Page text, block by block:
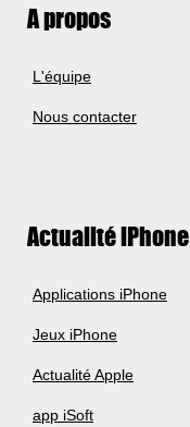
A propos
L'équipe
Nous contacter
Actualité iPhone
Applications iPhone
Jeux iPhone
Actualité Apple
app iSoft